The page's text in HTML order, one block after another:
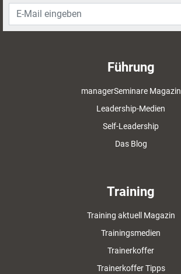
Führung
managerSeminare Magazin
Leadership-Medien
Self-Leadership
Das Blog
Training
Training aktuell Magazin
Trainingsmedien
Trainerkoffer
Trainerkoffer Tipps